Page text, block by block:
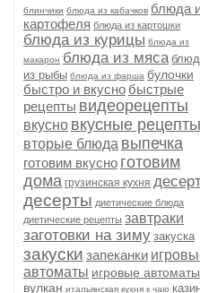
блинчики блюда из кабачков блюда
картофеля блюда из картошки
блюда из курицы блюда из
макарон блюда из мяса
из рыбы блюда из фарша булочки
быстро и вкусно быстрые
рецепты видеорецепты
вкусно вкусные рецепты
вторые блюда выпечка
готовим вкусно готовим
дома грузинская кухня
десерты диетические блюда
диетические рецепты завтраки
заготовки на зиму закуска
закуски запеканки
автоматы игровые автоматы
вулкан итальянская кухня к чаю